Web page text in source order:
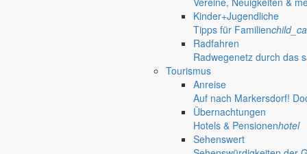
Kinder+Jugendliche
Tipps für Familien
Radfahren
Radwegenetz durch das
Tourismus
Anreise
Auf nach Markersdorf!
Übernachtungen
Hotels & Pensionenhotel
Sehenswert
Öffnungszeiten Rathaus
08:30 – 11:30 Uhr und 14:00 – 18:00 Uhr
08:30 – 11:30 Uhr und 14:00 – 17:00 Uhr